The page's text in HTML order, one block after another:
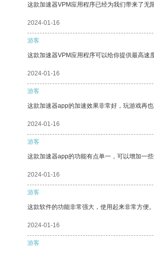
这款加速器VPM应用程序已经为我们带来了无
2024-01-16
游客
这款加速器VPM应用程序可以给你提供最高速
2024-01-16
游客
这款加速器app的加速效果非常好，玩游戏再
2024-01-16
游客
这款加速器app的功能有点单一，可以增加一
2024-01-16
游客
这款软件的功能非常强大，使用起来非常方便。
2024-01-16
游客